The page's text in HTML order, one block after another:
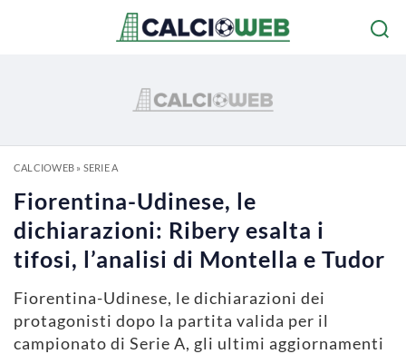
CALCIOWEB» SERIE A
Fiorentina-Udinese, le
dichiarazioni: Ribery esalta i
tifosi, l’analisi di Montella e Tudor
Fiorentina-Udinese, le dichiarazioni dei
protagonisti dopo la partita valida per il
campionato di Serie A, gli ultimi aggiornamenti